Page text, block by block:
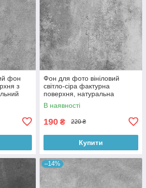
фон
з
60x60
Фон для фото вініловий
світло-сіра фактурна
поверхня, натуральна
бетонна текстура, 60x60 см,
№550413
В наявності
190 ₴ 220 ₴
Купити
–14%